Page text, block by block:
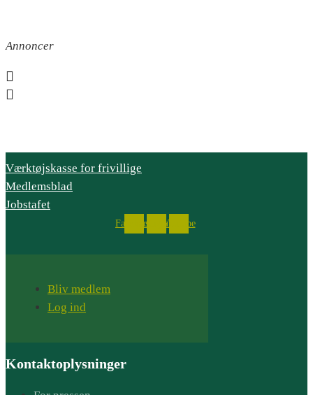
Annoncer
Værktøjskasse for frivillige
Medlemsblad
Jobstafet
FacebookInstagramYoutube
Bliv medlem
Log ind
Kontaktoplysninger